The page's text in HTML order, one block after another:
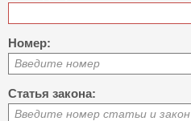
Номер:
Введите номер
Статья закона:
Введите номер статьи и закон